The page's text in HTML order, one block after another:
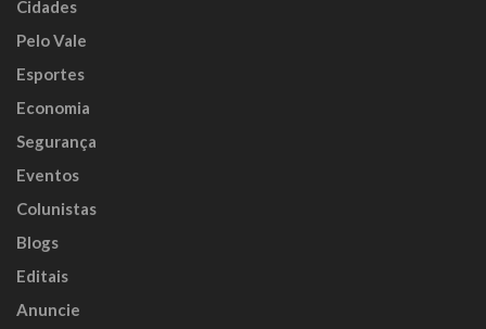
Cidades
Pelo Vale
Esportes
Economia
Segurança
Eventos
Colunistas
Blogs
Editais
Anuncie